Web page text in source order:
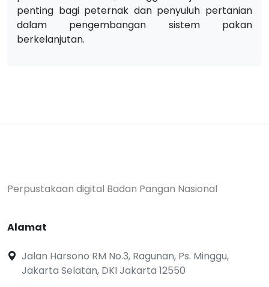
penting bagi peternak dan penyuluh pertanian
dalam pengembangan sistem pakan
berkelanjutan.
Perpustakaan digital Badan Pangan Nasional
Alamat
Jalan Harsono RM No.3, Ragunan, Ps. Minggu,
Jakarta Selatan, DKI Jakarta 12550